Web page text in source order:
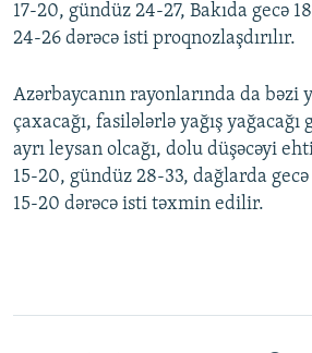
17-20, gündüz 24-27, Bakıda gecə
24-26 dərəcə isti proqnozlaşdırılır.
Azərbaycanın rayonlarında da bəzi
çaxacağı, fasilələrlə yağış yağacağı
ayrı leysan olcağı, dolu düşəcəyi
15-20, gündüz 28-33, dağlarda
15-20 dərəcə isti təxmin edilir.